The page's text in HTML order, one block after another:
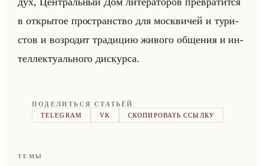
в от­кры­тое про­стран­ство для моск­ви­чей и ту­ри­
стов и воз­ро­дит тра­ди­цию жи­во­го об­ще­ния и ин­
тел­лек­ту­ально­го дис­кур­са.
ПОДЕЛИТЬСЯ СТАТЬЁЙ
TELEGRAM
VK СКОПИРОВАТЬ ССЫЛКУ
ТЕМЫ